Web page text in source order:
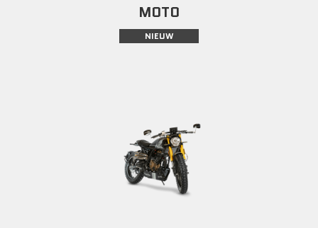
MOTO
NIEUW